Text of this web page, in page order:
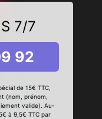
7/7
92
de 15€ TTC,
(nom, prénom,
valide). Au-
à 9,5€ TTC par